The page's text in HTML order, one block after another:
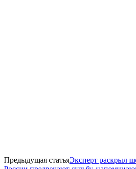
Предыдущая статьяЭксперт раскрыл